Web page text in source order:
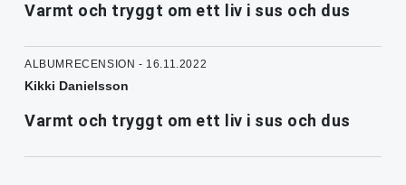
Varmt och tryggt om ett liv i sus och dus
ALBUMRECENSION - 16.11.2022
Kikki Danielsson
Varmt och tryggt om ett liv i sus och dus